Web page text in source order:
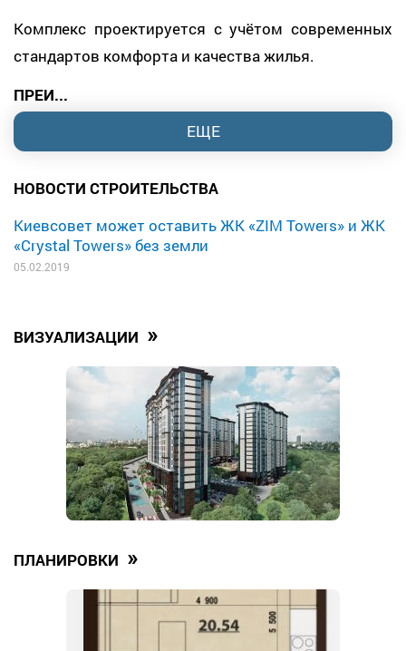
Комплекс проектируется с учётом современных
стандартов комфорта и качества жилья.
ПРЕИ...
ЕЩЕ
НОВОСТИ СТРОИТЕЛЬСТВА
Киевсовет может оставить ЖК «ZIM Towers» и ЖК
«Crystal Towers» без земли
05.02.2019
ВИЗУАЛИЗАЦИИ »
ПЛАНИРОВКИ »